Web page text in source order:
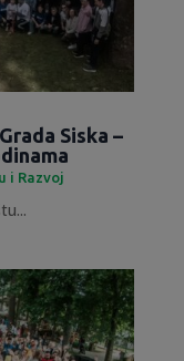
Siska –
i Razvoj